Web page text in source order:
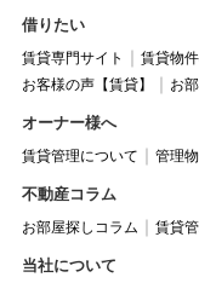
借りたい
賃貸専門サイト 賃貸物
お客様の声【賃貸】
お
オーナー様へ
賃貸管理について 管理
不動産コラム
お部屋探しコラム 賃貸
当社について